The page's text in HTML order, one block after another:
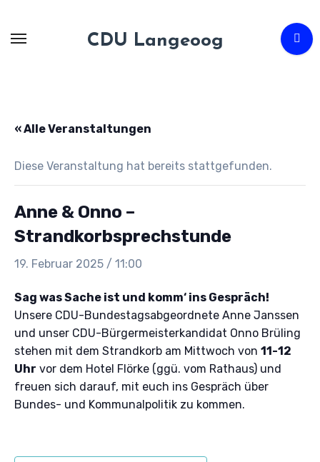
CDU Langeoog
« Alle Veranstaltungen
Diese Veranstaltung hat bereits stattgefunden.
Anne & Onno –
Strandkorbsprechstunde
19. Februar 2025 / 11:00
Sag was Sache ist und komm‘ ins Gespräch!
Unsere CDU-Bundestagsabgeordnete Anne Janssen
und unser CDU-Bürgermeisterkandidat Onno Brüling
stehen mit dem Strandkorb am Mittwoch von 11-12
Uhr vor dem Hotel Flörke (ggü. vom Rathaus) und
freuen sich darauf, mit euch ins Gespräch über
Bundes- und Kommunalpolitik zu kommen.